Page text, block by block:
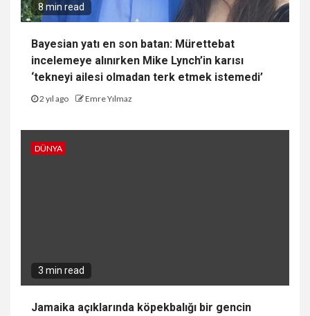
8 min read
Bayesian yatı en son batan: Mürettebat
incelemeye alınırken Mike Lynch’in karısı
‘tekneyi ailesi olmadan terk etmek istemedi’
2 yıl ago Emre Yılmaz
DÜNYA
3 min read
Jamaika açıklarında köpekbalığı bir gencin